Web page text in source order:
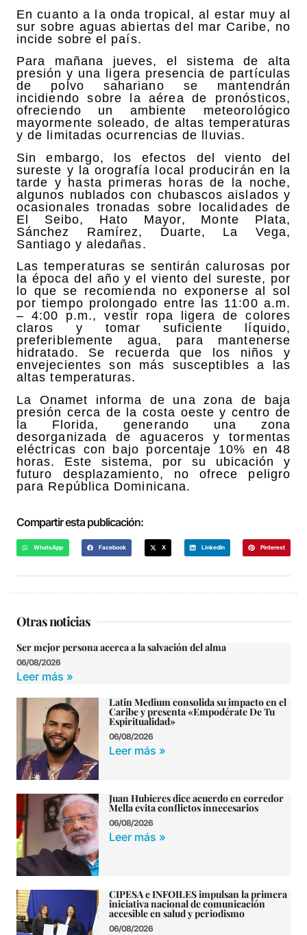
En cuanto a la onda tropical, al estar muy al
sur sobre aguas abiertas del mar Caribe, no
incide sobre el país.
Para mañana jueves, el sistema de alta
presión y una ligera presencia de partículas
de polvo sahariano se mantendrán
incidiendo sobre la aérea de pronósticos,
ofreciendo un ambiente meteorológico
mayormente soleado, de altas temperaturas
y de limitadas ocurrencias de lluvias.
Sin embargo, los efectos del viento del
sureste y la orografía local producirán en la
tarde y hasta primeras horas de la noche,
algunos nublados con chubascos aislados y
ocasionales tronadas sobre localidades de
El Seibo, Hato Mayor, Monte Plata,
Sánchez Ramírez, Duarte, La Vega,
Santiago y aledañas.
Las temperaturas se sentirán calurosas por
la época del año y el viento del sureste, por
lo que se recomienda no exponerse al sol
por tiempo prolongado entre las 11:00 a.m.
– 4:00 p.m., vestir ropa ligera de colores
claros y tomar suficiente líquido,
preferiblemente agua, para mantenerse
hidratado. Se recuerda que los niños y
envejecientes son más susceptibles a las
altas temperaturas.
La Onamet informa de una zona de baja
presión cerca de la costa oeste y centro de
la Florida, generando una zona
desorganizada de aguaceros y tormentas
eléctricas con bajo porcentaje 10% en 48
horas. Este sistema, por su ubicación y
futuro desplazamiento, no ofrece peligro
para República Dominicana.
Compartir esta publicación:
WhatsApp Facebook X LinkedIn Pinterest
Otras noticias
Ser mejor persona acerca a la salvación del alma
06/08/2026
Leer más »
Latin Medium consolida su impacto en el
Caribe y presenta «Empodérate De Tu
Espiritualidad»
06/08/2026
Leer más »
Juan Hubieres dice acuerdo en corredor
Mella evita conflictos innecesarios
06/08/2026
Leer más »
CIPESA e INFOILES impulsan la primera
iniciativa nacional de comunicación
accesible en salud y periodismo
06/08/2026